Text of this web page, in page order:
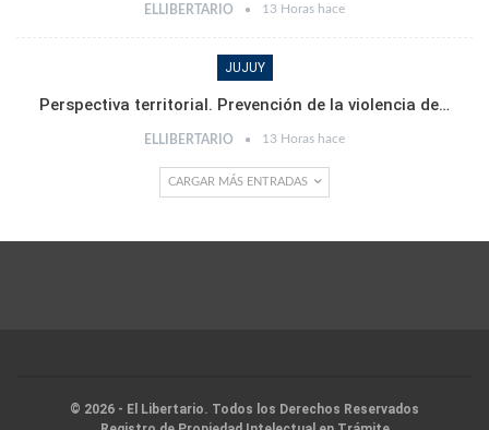
ELLIBERTARIO 13 Horas hace
JUJUY
Perspectiva territorial. Prevención de la violencia de…
ELLIBERTARIO 13 Horas hace
CARGAR MÁS ENTRADAS
© 2026 - El Libertario. Todos los Derechos Reservados